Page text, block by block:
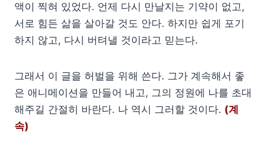
액이 찍혀 있었다. 언제 다시 만날지는 기약이 없고,
서로 힘든 삶을 살아갈 것도 안다. 하지만 쉽게 포기
하지 않고, 다시 버텨낼 것이라고 믿는다.
그래서 이 글을 허벌을 위해 쓴다. 그가 계속해서 좋
은 애니메이션을 만들어 내고, 그의 정원에 나를 초대
해주길 간절히 바란다. 나 역시 그러할 것이다. (계
속)